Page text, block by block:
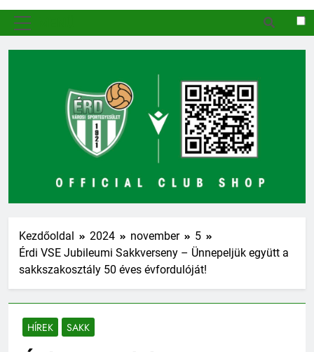
Kezdőoldal 2024 november
5
Érdi VSE Jubileumi Sakkverseny – Ünnepeljük együtt a
sakkszakosztály 50 éves évfordulóját!
HÍREK SAKK